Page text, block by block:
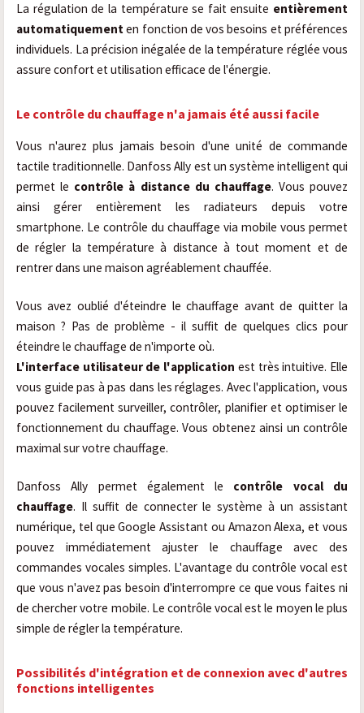
La régulation de la température se fait ensuite entièrement
automatiquementen fonction de vos besoins et préférences
individuels. La précision inégalée de la température réglée vous
assure confort et utilisation efficace de l'énergie.
Le contrôle du chauffage n'a jamais été aussi facile
Vous n'aurez plus jamais besoin d'une unité de commande
tactile traditionnelle. Danfoss Ally est un système intelligent qui
permet le contrôle à distance du chauffage. Vous pouvez
ainsi gérer entièrement les radiateurs depuis votre
smartphone. Le contrôle du chauffage via mobile vous permet
de régler la température à distance à tout moment et de
rentrer dans une maison agréablement chauffée.
Vous avez oublié d'éteindre le chauffage avant de quitter la
maison ? Pas de problème - il suffit de quelques clics pour
éteindre le chauffage de n'importe où.
L'interface utilisateur de l'application est très intuitive. Elle
vous guide pas à pas dans les réglages. Avec l'application, vous
pouvez facilement surveiller, contrôler, planifier et optimiser le
fonctionnement du chauffage. Vous obtenez ainsi un contrôle
maximal sur votre chauffage.
Danfoss Ally permet également le contrôle vocal du
chauffage. Il suffit de connecter le système à un assistant
numérique, tel que Google Assistant ou Amazon Alexa, et vous
pouvez immédiatement ajuster le chauffage avec des
commandes vocales simples. L'avantage du contrôle vocal est
que vous n'avez pas besoin d'interrompre ce que vous faites ni
de chercher votre mobile. Le contrôle vocal est le moyen le plus
simple de régler la température.
Possibilités d'intégration et de connexion avec d'autres
fonctions intelligentes